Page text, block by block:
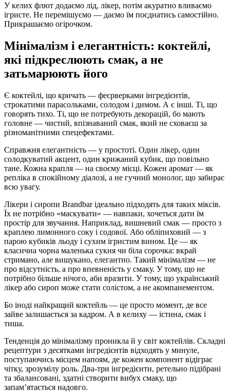
У келих флют додаємо лід, лікер, потім акуратно вливаємо
ігристе. Не перемішуємо — даємо їм поєднатись самостійно.
Прикрашаємо огірочком.
Мінімалізм і елегантність: коктейлі,
які підкреслюють смак, а не
затьмарюють його
Є коктейлі, що кричать — феєрверками інгредієнтів,
строкатими парасольками, солодом і димом. А є інші. Ті, що
говорять тихо. Ті, що не потребують декорацій, бо мають
головне — чистий, впізнаваний смак, який не сховаєш за
різноманітними спецефектами.
Справжня елегантність — у простоті. Один лікер, один
солодкуватий акцент, один крижаний кубик, що повільно
тане. Кожна крапля — на своєму місці. Кожен аромат — як
репліка в спокійному діалозі, а не гучний монолог, що забирає
всю увагу.
Лікери і сиропи Brandbar ідеально підходять для таких міксів.
Їх не потрібно «маскувати» — навпаки, хочеться дати їм
простір для звучання. Наприклад, вишневий смак — просто з
краплею лимонного соку і содової. Або обліпиховий — з
парою кубиків льоду і сухим ігристим вином. Це — як
класична чорна маленька сукня чи біла сорочка: вкрай
стримано, але вишукано, елегантно. Такий мінімалізм — не
про відсутність, а про впевненість у смаку. У тому, що не
потрібно більше нічого, аби вразити. У тому, що український
лікер або сироп може стати солістом, а не акомпанементом.
Бо іноді найкращий коктейль — це просто момент, де все
зайве залишається за кадром. А в келиху — істина, смак і
тиша.
Тенденція до мінімалізму проникла й у світ коктейлів. Складні
рецептури з десятками інгредієнтів відходять у минуле,
поступаючись місцем напоям, де кожен компонент відіграє
чітку, зрозумілу роль. Два-три інгредієнти, ретельно підібрані
та збалансовані, здатні створити вибух смаку, що
запам’ятається надовго.